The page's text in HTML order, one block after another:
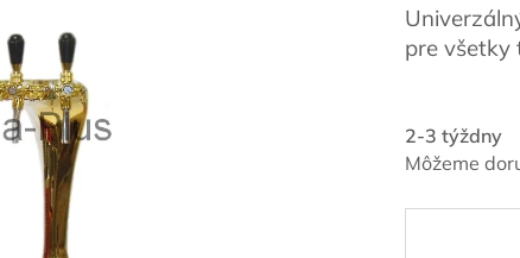
2-3 týždny
Môžeme
pre všetky